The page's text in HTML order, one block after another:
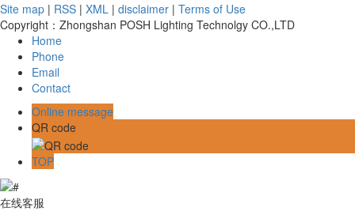
Site map | RSS | XML | disclaimer | Terms of Use
Copyright：Zhongshan POSH Lighting Technolgy CO.,LTD
Home
Phone
Email
Contact
Online message
QR code
TOP
在线客服